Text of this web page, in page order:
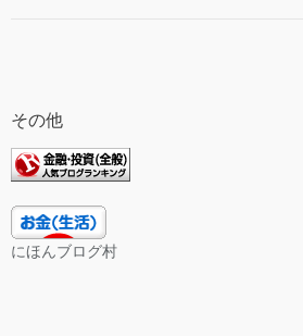
その他
にほんブログ村